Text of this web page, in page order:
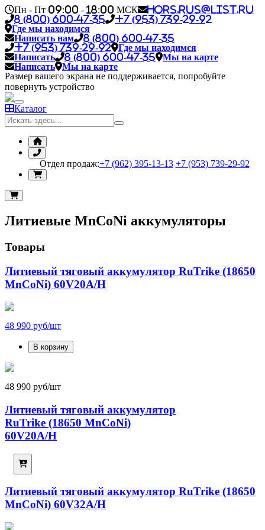
Пн - Пт 09:00 - 18:00 МСК
hors.rus@list.ru
8 (800) 600-47-35
+7 (953) 739-29-92
Где мы находимся
Написать нам
8 (800) 600-47-35
+7 (953) 739-29-92
Где мы находимся
Написать
8 (800) 600-47-35
Мы на карте
Написать
Мы на карте
Размер вашего экрана не поддерживается, попробуйте
повернуть устройство
Каталог
Отдел продаж:+7 (962) 395-13-13 +7 (953) 739-29-92
Литиевые MnCoNi аккумуляторы
Товары
Литиевый тяговый аккумулятор RuTrike (18650
MnCoNi) 60V20A/H
48 990 руб/шт
В корзину
48 990 руб/шт
Литиевый тяговый аккумулятор
RuTrike (18650 MnCoNi)
60V20A/H
Литиевый тяговый аккумулятор RuTrike (18650
MnCoNi) 60V32A/H